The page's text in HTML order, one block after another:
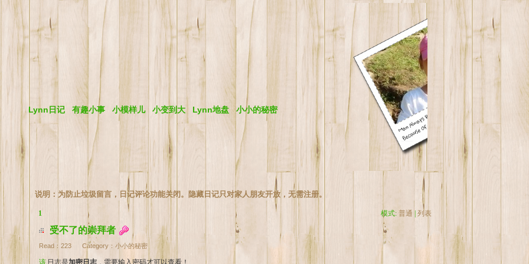
Lynn日记 有趣小事 小模样儿 小变到大 Lynn地盘 小小的秘密
说明：为防止垃圾留言，日记评论功能关闭。隐藏日记只对家人朋友开放，无需注册。
1 模式: 普通 列表
受不了的崇拜者
Read： 223 Category： 小小的秘密
该日志是加密日志，需要输入密码才可以查看！